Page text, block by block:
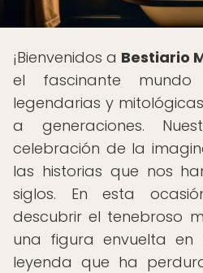
¡Bienvenidos a Bestiario
el fascinante
legendarias y
a generaciones.
celebración de la
las historias que nos
siglos. En esta
descubrir el tenebroso
una figura envuelta en
leyenda que ha